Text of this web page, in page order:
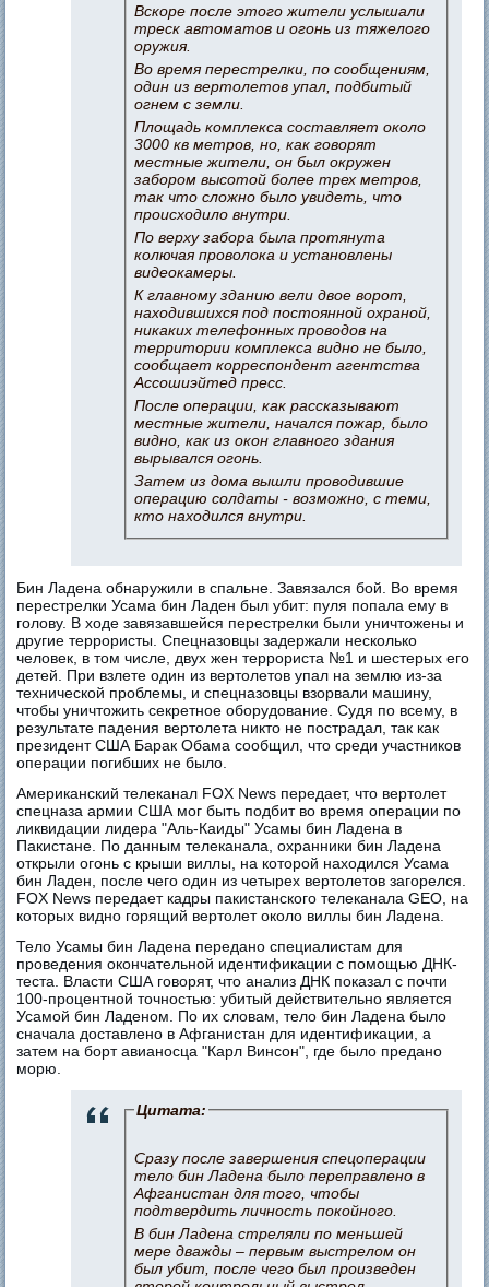
Вскоре после этого жители услышали
треск автоматов и огонь из тяжелого
оружия.
Во время перестрелки, по сообщениям,
один из вертолетов упал, подбитый
огнем с земли.
Площадь комплекса составляет около
3000 кв метров, но, как говорят
местные жители, он был окружен
забором высотой более трех метров,
так что сложно было увидеть, что
происходило внутри.
По верху забора была протянута
колючая проволока и установлены
видеокамеры.
К главному зданию вели двое ворот,
находившихся под постоянной охраной,
никаких телефонных проводов на
территории комплекса видно не было,
сообщает корреспондент агентства
Ассошиэйтед пресс.
После операции, как рассказывают
местные жители, начался пожар, было
видно, как из окон главного здания
вырывался огонь.
Затем из дома вышли проводившие
операцию солдаты - возможно, с теми,
кто находился внутри.
Бин Ладена обнаружили в спальне. Завязался бой. Во время
перестрелки Усама бин Ладен был убит: пуля попала ему в
голову. В ходе завязавшейся перестрелки были уничтожены и
другие террористы. Спецназовцы задержали несколько
человек, в том числе, двух жен террориста №1 и шестерых его
детей. При взлете один из вертолетов упал на землю из-за
технической проблемы, и спецназовцы взорвали машину,
чтобы уничтожить секретное оборудование. Судя по всему, в
результате падения вертолета никто не пострадал, так как
президент США Барак Обама сообщил, что среди участников
операции погибших не было.
Американский телеканал FOX News передает, что вертолет
спецназа армии США мог быть подбит во время операции по
ликвидации лидера "Аль-Каиды" Усамы бин Ладена в
Пакистане. По данным телеканала, охранники бин Ладена
открыли огонь с крыши виллы, на которой находился Усама
бин Ладен, после чего один из четырех вертолетов загорелся.
FOX News передает кадры пакистанского телеканала GEO, на
которых видно горящий вертолет около виллы бин Ладена.
Тело Усамы бин Ладена передано специалистам для
проведения окончательной идентификации с помощью ДНК-
теста. Власти США говорят, что анализ ДНК показал с почти
100-процентной точностью: убитый действительно является
Усамой бин Ладеном. По их словам, тело бин Ладена было
сначала доставлено в Афганистан для идентификации, а
затем на борт авианосца "Карл Винсон", где было предано
морю.
Цитата:
Сразу после завершения спецоперации
тело бин Ладена было переправлено в
Афганистан для того, чтобы
подтвердить личность покойного.
В бин Ладена стреляли по меньшей
мере дважды – первым выстрелом он
был убит, после чего был произведен